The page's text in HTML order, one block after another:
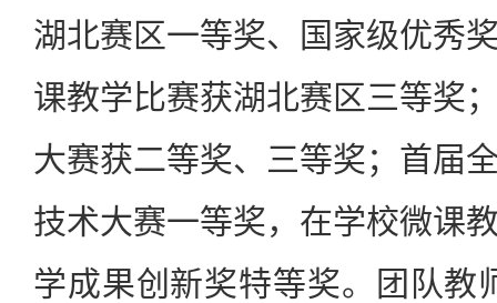
湖北赛区一等奖、国家级优秀
课教学比赛获湖北赛区三等奖
大赛获二等奖、三等奖；首届
技术大赛一等奖，在学校微课
学成果创新奖特等奖。团队教